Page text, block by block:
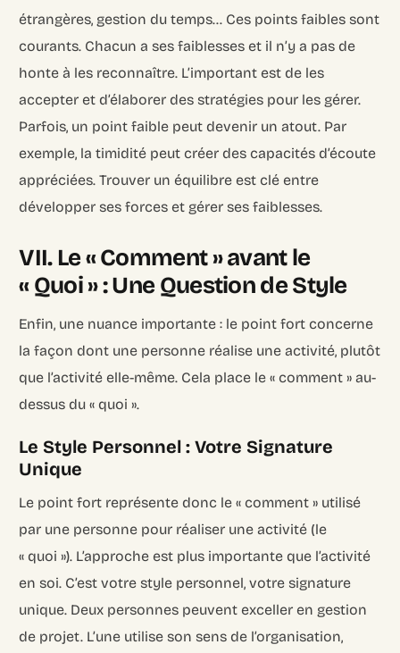
étrangères, gestion du temps… Ces points faibles sont
courants. Chacun a ses faiblesses et il n’y a pas de
honte à les reconnaître. L’important est de les
accepter et d’élaborer des stratégies pour les gérer.
Parfois, un point faible peut devenir un atout. Par
exemple, la timidité peut créer des capacités d’écoute
appréciées. Trouver un équilibre est clé entre
développer ses forces et gérer ses faiblesses.
VII. Le « Comment » avant le
« Quoi » : Une Question de Style
Enfin, une nuance importante : le point fort concerne
la façon dont une personne réalise une activité, plutôt
que l’activité elle-même. Cela place le « comment » au-
dessus du « quoi ».
Le Style Personnel : Votre Signature
Unique
Le point fort représente donc le « comment » utilisé
par une personne pour réaliser une activité (le
« quoi »). L’approche est plus importante que l’activité
en soi. C’est votre style personnel, votre signature
unique. Deux personnes peuvent exceller en gestion
de projet. L’une utilise son sens de l’organisation,